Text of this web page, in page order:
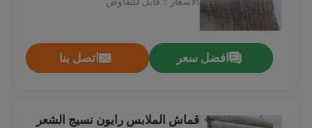
عنّا
جولة في المصنعافضل سعر اتصل بنا
قماش الملابس رايون نسيج الشعر